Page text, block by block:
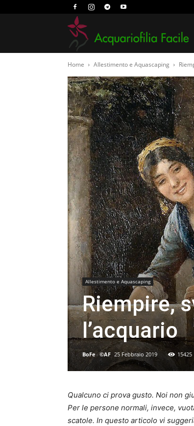
Home Allestimento e Aquascaping
Allestimento e Aquascaping
Riempire,
l’acquario
BoFe-©AF 25 Febbraio 2019 15425
Qualcuno ci prova gusto. Noi non
Per le persone normali, invece,
scatole. In questo articolo vi